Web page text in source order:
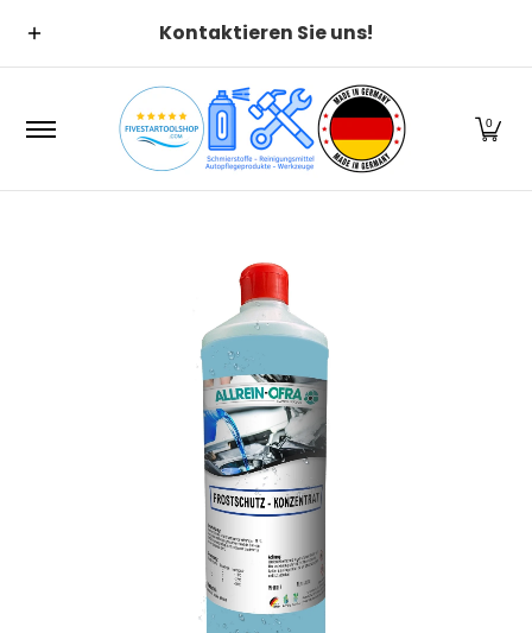
Zum Hauptinhalt springenKontaktieren Sie uns!
0
Zum Hauptinhalt springen